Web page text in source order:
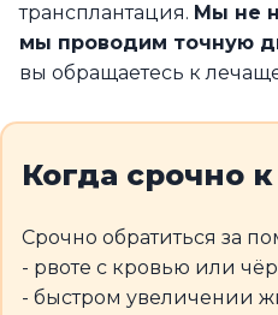
трансплантация. Мы не
мы проводим точную
вы обращаетесь к
Когда срочно
Срочно обратиться за
- рвоте с кровью или
- быстром увеличении